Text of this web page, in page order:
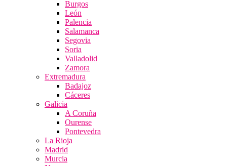
Burgos
León
Palencia
Salamanca
Segovia
Soria
Valladolid
Zamora
Extremadura
Badajoz
Cáceres
Galicia
A Coruña
Ourense
Pontevedra
La Rioja
Madrid
Murcia